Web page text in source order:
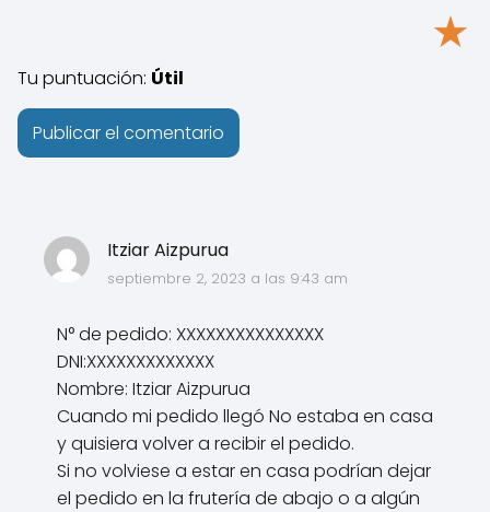
Itziar Aizpurua
septiembre 2, 2023 a las 9:43 am
N° de pedido: XXXXXXXXXXXXXXX
DNI:XXXXXXXXXXXXX
Nombre: Itziar Aizpurua
Cuando mi pedido llegó No estaba en casa
y quisiera volver a recibir el pedido.
Si no volviese a estar en casa podrían dejar
el pedido en la frutería de abajo o a algún
★
Tu puntuación: Útil